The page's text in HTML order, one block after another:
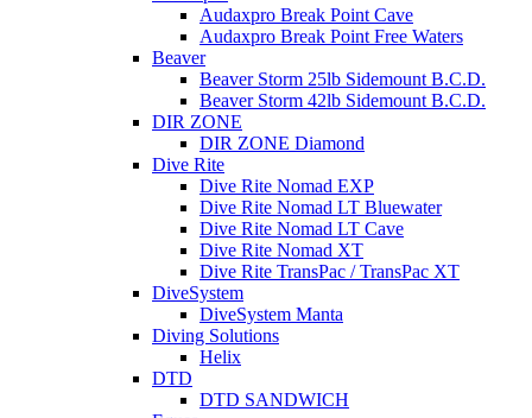
Audaxpro Break Point Cave
Audaxpro Break Point Free Waters
Beaver
Beaver Storm 25lb Sidemount B.C.D.
Beaver Storm 42lb Sidemount B.C.D.
DIR ZONE
DIR ZONE Diamond
Dive Rite
Dive Rite Nomad EXP
Dive Rite Nomad LT Bluewater
Dive Rite Nomad LT Cave
Dive Rite Nomad XT
Dive Rite TransPac / TransPac XT
DiveSystem
DiveSystem Manta
Diving Solutions
Helix
DTD
DTD SANDWICH